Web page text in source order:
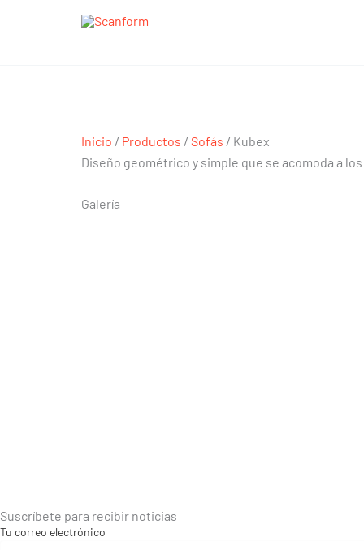
Inicio / Productos / Sofás / Kubex
Diseño geométrico y simple que se acomoda a
Galería
Suscríbete para recibir noticias
Tu correo electrónico